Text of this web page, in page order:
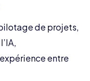
de projets,
entre